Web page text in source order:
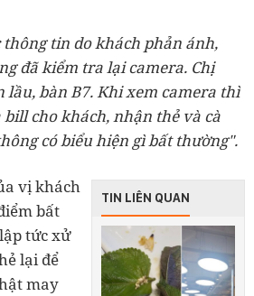
tin do khách phản ánh,
đã kiểm tra lại camera. Chị
lầu, bàn B7. Khi xem camera thì
cho khách, nhận thẻ và cà
có biểu hiện gì bất thường".
TIN LIÊN QUAN
vị khách
bất
tức xử
lại để
may